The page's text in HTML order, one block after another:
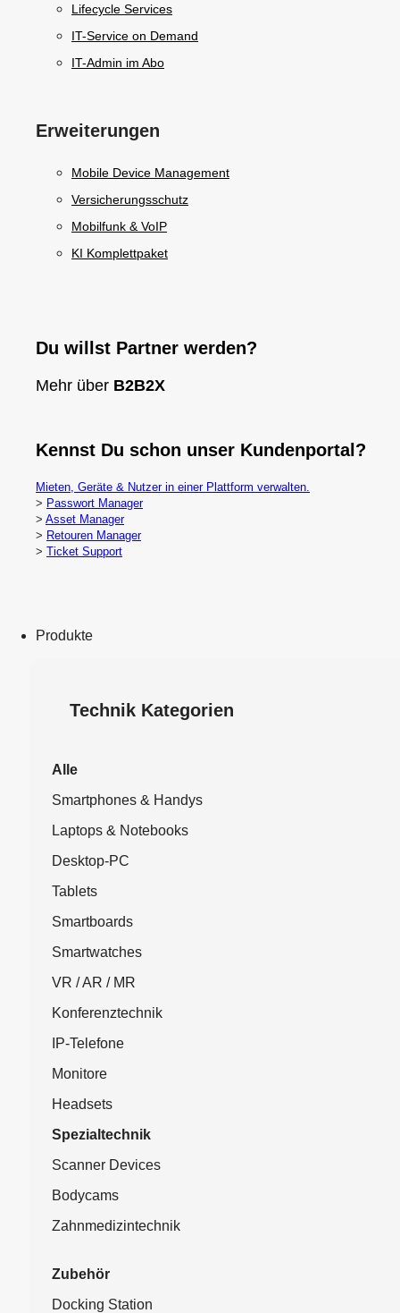
Lifecycle Services
IT-Service on Demand
IT-Admin im Abo
Erweiterungen
Mobile Device Management
Versicherungsschutz
Mobilfunk & VoIP
KI Komplettpaket
Du willst Partner werden?
Mehr über B2B2X
Kennst Du schon unser Kundenportal?
Mieten, Geräte & Nutzer in einer Plattform verwalten.
> Passwort Manager
> Asset Manager
> Retouren Manager
> Ticket Support
Produkte
Technik Kategorien
Alle
Smartphones & Handys
Laptops & Notebooks
Desktop-PC
Tablets
Smartboards
Smartwatches
VR / AR / MR
Konferenztechnik
IP-Telefone
Monitore
Headsets
Spezialtechnik
Scanner Devices
Bodycams
Zahnmedizintechnik
Zubehör
Docking Station